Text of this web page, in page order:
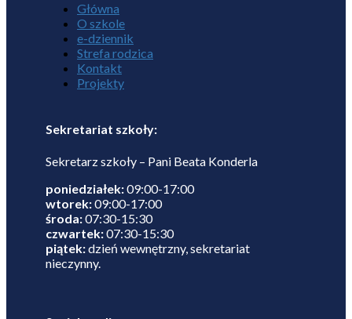
Główna
O szkole
e-dziennik
Strefa rodzica
Kontakt
Projekty
Sekretariat szkoły:
Sekretarz szkoły – Pani Beata Konderla
poniedziałek:09:00-17:00
wtorek:09:00-17:00
środa:07:30-15:30
czwartek:07:30-15:30
piątek:dzień wewnętrzny, sekretariat
nieczynny.